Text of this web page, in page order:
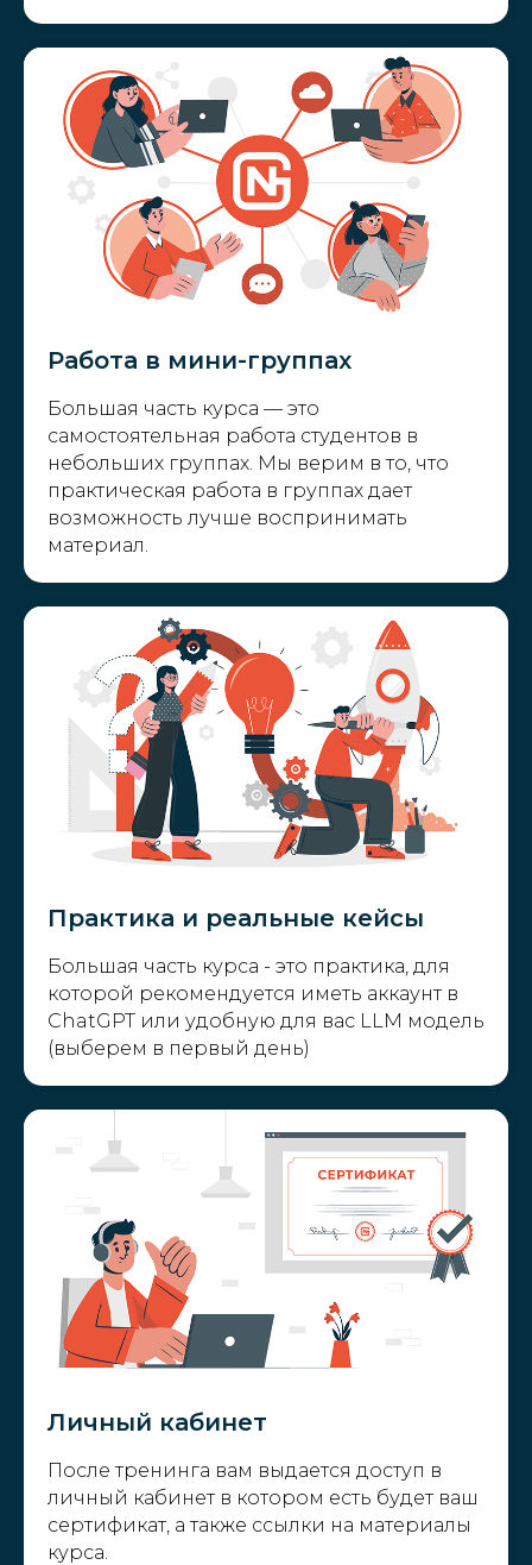
Работа в мини-группах
Большая часть курса — это
самостоятельная работа студентов в
небольших группах. Мы верим в то, что
практическая работа в группах дает
возможность лучше воспринимать
материал.
Практика и реальные кейсы
Большая часть курса - это практика, для
которой рекомендуется иметь аккаунт в
ChatGPT или удобную для вас LLM модель
(выберем в первый день)
Личный кабинет
После тренинга вам выдается доступ в
личный кабинет в котором есть будет ваш
сертификат, а также ссылки на материалы
курса.